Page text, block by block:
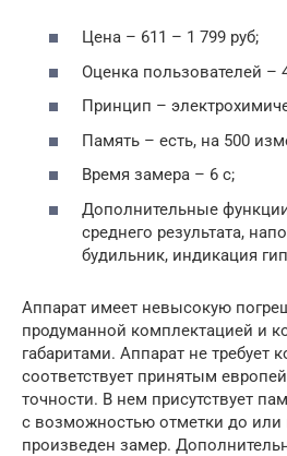
Цена – 611 – 1 799 руб;
Оценка пользователей –
Принцип –
Память – есть, на 500
Время замера – 6 с;
Дополнительные
среднего результата,
будильник, индикация
Аппарат имеет невысокую
продуманной комплектацией и
габаритами. Аппарат не требует
соответствует принятым
точности. В нем присутствует
с возможностью отметки до
произведен замер.